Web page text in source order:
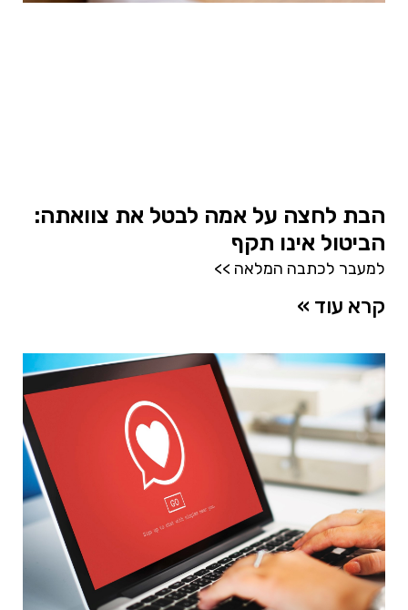
הבת לחצה על אמה לבטל את צוואתה:
הביטול אינו תקף
למעבר לכתבה המלאה >>
קרא עוד »